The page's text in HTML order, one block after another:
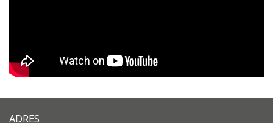
ADRES